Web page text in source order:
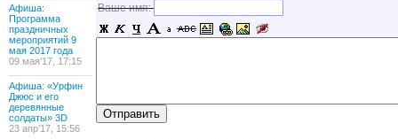
Афиша:
Программа
праздничных
мероприятий 9
мая 2017 года
09 мая’17, 17:15
Афиша: «Урфин
Джюс и его
деревянные
солдаты» 3D
23 апр’17, 15:56
Ваше имя: